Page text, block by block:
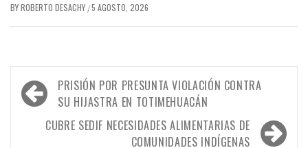
BYROBERTO DESACHY /5 AGOSTO, 2026
Navegación
de
entradas
PRISIÓN POR PRESUNTA VIOLACIÓN CONTRA
SU HIJASTRA EN TOTIMEHUACÁN
CUBRE SEDIF NECESIDADES ALIMENTARIAS DE
COMUNIDADES INDÍGENAS